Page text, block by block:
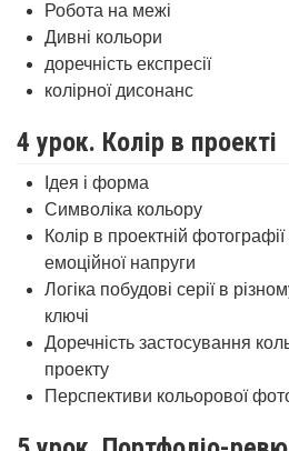
Робота на межі
Дивні кольори
доречність експресії
колірної дисонанс
4 урок. Колір в проекті
Ідея і форма
Символіка кольору
Колір в проектній
емоційної напруги
Логіка побудові серії в
ключі
Доречність застосування
проекту
Перспективи кольорової